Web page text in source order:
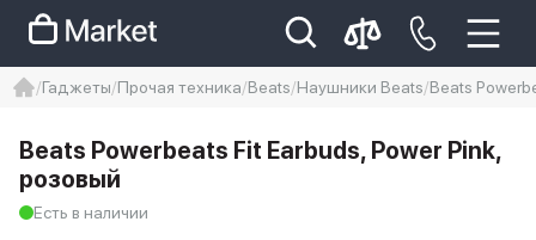
Iphone 14 pro max
айфон 14
Гаджеты Прочая техника Beats Наушники Beats Beats
Beats Powerbeats Fit Earbuds, Power Pink,
розовый
Есть в наличии